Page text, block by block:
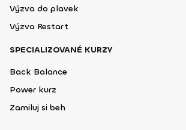
Výzva do plavek
Výzva Restart
SPECIALIZOVANÉ KURZY
Back Balance
Power kurz
Zamiluj si beh